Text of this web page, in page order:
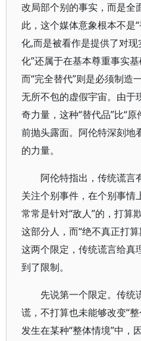
改局部个别的事实，而是全
此，这个媒体意象根本不是
化,而是被看作是提供了对现
化”还属于在基本尊重事实
而“完全替代”则是必须制造
无所不包的虚假宇宙。由于
奇力量，这种“替代品”比“
前抛头露面。阿伦特深刻地
的力量。
阿伦特指出，传统谎言
关注个别事件，在个别事情
常常是针对“敌人”的，打算
这部分人，而“绝不真正打
这两个限定，传统谎言给真
到了限制。
先说第一个限定。传统
谎，不打算也未能够改变“
发生在某种“整体情境”中，